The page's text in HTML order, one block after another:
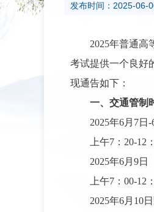
发布时间： 2025-06-
2025年普通高
考试提供一个良好
现通告如下：
一、交通管制
2025年6月7日-
上午7：20-12
2025年6月9日
上午7：00-12
2025年6月10